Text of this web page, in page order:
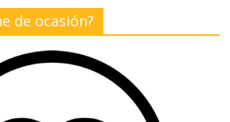
de ocasión?